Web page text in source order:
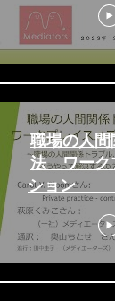
職場の人
法 ワーク
ション ～
ラブル、
ションでは
の？～ （